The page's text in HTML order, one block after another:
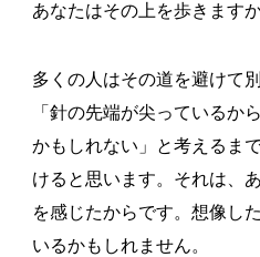
あなたはその上を歩きます
多くの人はその道を避けて
「針の先端が尖っているか
かもしれない」と考えるま
けると思います。それは、
を感じたからです。想像し
いるかもしれません。